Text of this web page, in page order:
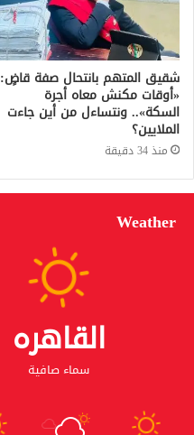
شقيق المتهم بانتحال صفة قاضٍ:
«أوقات مكنش معاه أجرة
السكة».. ونتساءل من أين جاءت
الملايين؟
منذ 34 دقيقة
Weather
القاهره
سماء صافية